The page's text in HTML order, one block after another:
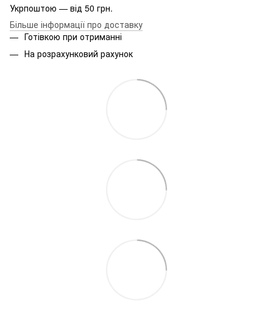
Укрпоштою — від 50 грн.
Більше інформації про доставку
Готівкою при отриманні
На розрахунковий рахунок